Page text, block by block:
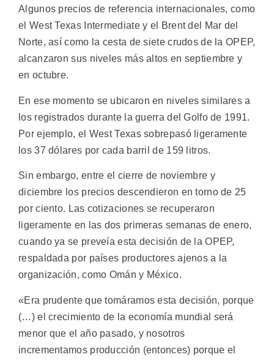
Algunos precios de referencia internacionales, como
el West Texas Intermediate y el Brent del Mar del
Norte, así como la cesta de siete crudos de la OPEP,
alcanzaron sus niveles más altos en septiembre y
en octubre.
En ese momento se ubicaron en niveles similares a
los registrados durante la guerra del Golfo de 1991.
Por ejemplo, el West Texas sobrepasó ligeramente
los 37 dólares por cada barril de 159 litros.
Sin embargo, entre el cierre de noviembre y
diciembre los precios descendieron en torno de 25
por ciento. Las cotizaciones se recuperaron
ligeramente en las dos primeras semanas de enero,
cuando ya se preveía esta decisión de la OPEP,
respaldada por países productores ajenos a la
organización, como Omán y México.
«Era prudente que tomáramos esta decisión, porque
(…) el crecimiento de la economía mundial será
menor que el año pasado, y nosotros
incrementamos producción (entonces) porque el